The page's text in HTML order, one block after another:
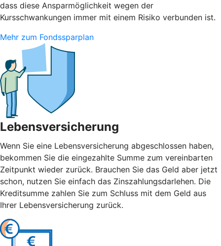
dass diese Ansparmöglichkeit wegen der
Kursschwankungen immer mit einem Risiko verbunden ist.
Mehr zum Fondssparplan
Lebensversicherung
Wenn Sie eine Lebensversicherung abgeschlossen haben,
bekommen Sie die eingezahlte Summe zum vereinbarten
Zeitpunkt wieder zurück. Brauchen Sie das Geld aber jetzt
schon, nutzen Sie einfach das Zinszahlungsdarlehen. Die
Kreditsumme zahlen Sie zum Schluss mit dem Geld aus
Ihrer Lebensversicherung zurück.